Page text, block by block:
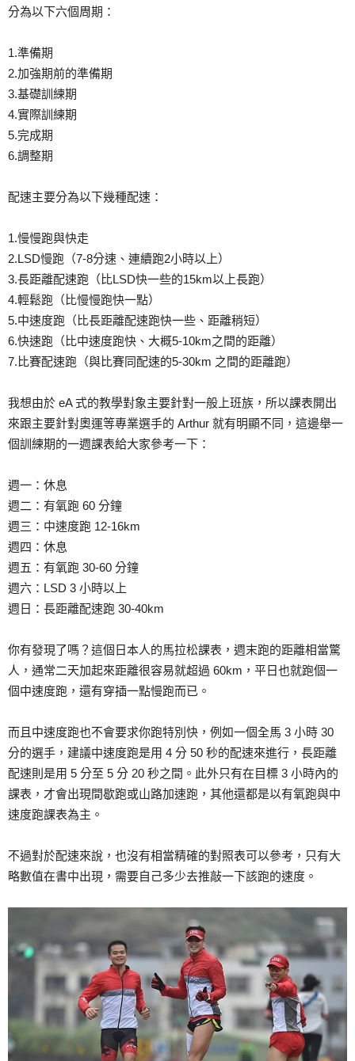
分為以下六個周期：
1.準備期
2.加強期前的準備期
3.基礎訓練期
4.實際訓練期
5.完成期
6.調整期
配速主要分為以下幾種配速：
1.慢慢跑與快走
2.LSD慢跑（7-8分速、連續跑2小時以上）
3.長距離配速跑（比LSD快一些的15km以上長跑）
4.輕鬆跑（比慢慢跑快一點）
5.中速度跑（比長距離配速跑快一些、距離稍短）
6.快速跑（比中速度跑快、大概5-10km之間的距離）
7.比賽配速跑（與比賽同配速的5-30km 之間的距離跑）
我想由於 eA 式的教學對象主要針對一般上班族，所以課表開出
來跟主要針對奧運等專業選手的 Arthur 就有明顯不同，這邊舉一
個訓練期的一週課表給大家參考一下：
週一：休息
週二：有氧跑 60 分鐘
週三：中速度跑 12-16km
週四：休息
週五：有氧跑 30-60 分鐘
週六：LSD 3 小時以上
週日：長距離配速跑 30-40km
你有發現了嗎？這個日本人的馬拉松課表，週末跑的距離相當驚
人，通常二天加起來距離很容易就超過 60km，平日也就跑個一
個中速度跑，還有穿插一點慢跑而已。
而且中速度跑也不會要求你跑特別快，例如一個全馬 3 小時 30
分的選手，建議中速度跑是用 4 分 50 秒的配速來進行，長距離
配速則是用 5 分至 5 分 20 秒之間。此外只有在目標 3 小時內的
課表，才會出現間歇跑或山路加速跑，其他還都是以有氧跑與中
速度跑課表為主。
不過對於配速來說，也沒有相當精確的對照表可以參考，只有大
略數值在書中出現，需要自己多少去推敲一下該跑的速度。